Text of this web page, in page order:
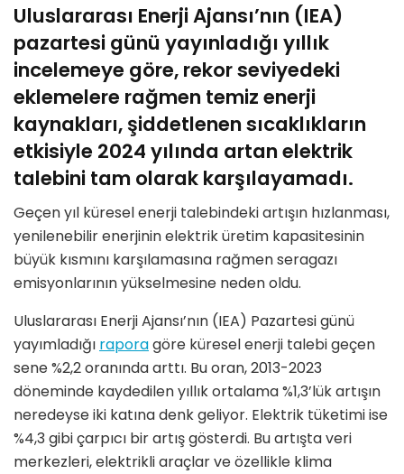
Uluslararası Enerji Ajansı’nın (IEA)
pazartesi günü yayınladığı yıllık
incelemeye göre, rekor seviyedeki
eklemelere rağmen temiz enerji
kaynakları, şiddetlenen sıcaklıkların
etkisiyle 2024 yılında artan elektrik
talebini tam olarak karşılayamadı.
Geçen yıl küresel enerji talebindeki artışın hızlanması,
yenilenebilir enerjinin elektrik üretim kapasitesinin
büyük kısmını karşılamasına rağmen seragazı
emisyonlarının yükselmesine neden oldu.
Uluslararası Enerji Ajansı’nın (IEA) Pazartesi günü
yayımladığı raporagöre küresel enerji talebi geçen
sene %2,2 oranında arttı. Bu oran, 2013-2023
döneminde kaydedilen yıllık ortalama %1,3’lük artışın
neredeyse iki katına denk geliyor. Elektrik tüketimi ise
%4,3 gibi çarpıcı bir artış gösterdi. Bu artışta veri
merkezleri, elektrikli araçlar ve özellikle klima